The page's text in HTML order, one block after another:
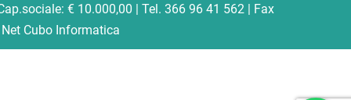
€ 10.000,00 | Tel. 366 96 41 562 | Fax
Net Cubo Informatica